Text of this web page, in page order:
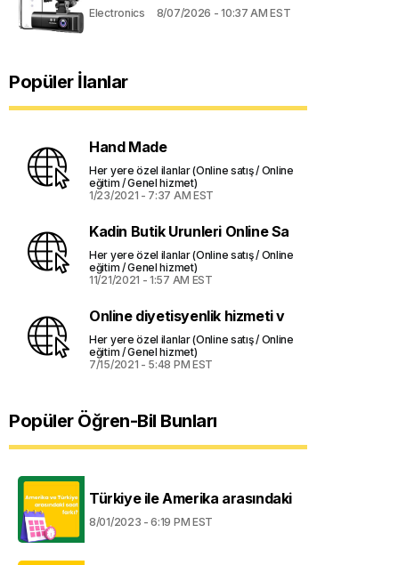
Electronics 8/07/2026 - 10:37 AM EST
Popüler İlanlar
Hand Made
Her yere özel ilanlar (Online satış / Online
eğitim / Genel hizmet)
1/23/2021 - 7:37 AM EST
Kadin Butik Urunleri Online Sa
Her yere özel ilanlar (Online satış / Online
eğitim / Genel hizmet)
11/21/2021 - 1:57 AM EST
Online diyetisyenlik hizmeti v
Her yere özel ilanlar (Online satış / Online
eğitim / Genel hizmet)
7/15/2021 - 5:48 PM EST
Popüler Öğren-Bil Bunları
Türkiye ile Amerika arasındaki
8/01/2023 - 6:19 PM EST